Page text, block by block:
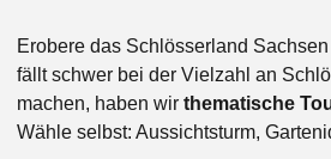
Erobere das Schlösserland
fällt schwer bei der Vielzahl an
machen, haben wir thematische
Wähle selbst: Aussichtsturm,